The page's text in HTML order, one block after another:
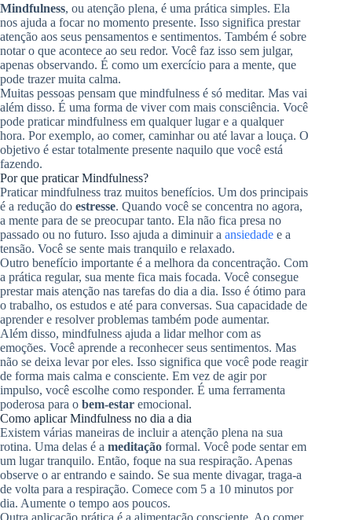
Mindfulness, ou atenção plena, é uma prática simples. Ela
nos ajuda a focar no momento presente. Isso significa prestar
atenção aos seus pensamentos e sentimentos. Também é sobre
notar o que acontece ao seu redor. Você faz isso sem julgar,
apenas observando. É como um exercício para a mente, que
pode trazer muita calma.
Muitas pessoas pensam que mindfulness é só meditar. Mas vai
além disso. É uma forma de viver com mais consciência. Você
pode praticar mindfulness em qualquer lugar e a qualquer
hora. Por exemplo, ao comer, caminhar ou até lavar a louça. O
objetivo é estar totalmente presente naquilo que você está
fazendo.
Por que praticar Mindfulness?
Praticar mindfulness traz muitos benefícios. Um dos principais
é a redução do estresse. Quando você se concentra no agora,
a mente para de se preocupar tanto. Ela não fica presa no
passado ou no futuro. Isso ajuda a diminuir a ansiedade e a
tensão. Você se sente mais tranquilo e relaxado.
Outro benefício importante é a melhora da concentração. Com
a prática regular, sua mente fica mais focada. Você consegue
prestar mais atenção nas tarefas do dia a dia. Isso é ótimo para
o trabalho, os estudos e até para conversas. Sua capacidade de
aprender e resolver problemas também pode aumentar.
Além disso, mindfulness ajuda a lidar melhor com as
emoções. Você aprende a reconhecer seus sentimentos. Mas
não se deixa levar por eles. Isso significa que você pode reagir
de forma mais calma e consciente. Em vez de agir por
impulso, você escolhe como responder. É uma ferramenta
poderosa para o bem-estar emocional.
Como aplicar Mindfulness no dia a dia
Existem várias maneiras de incluir a atenção plena na sua
rotina. Uma delas é a meditação formal. Você pode sentar em
um lugar tranquilo. Então, foque na sua respiração. Apenas
observe o ar entrando e saindo. Se sua mente divagar, traga-a
de volta para a respiração. Comece com 5 a 10 minutos por
dia. Aumente o tempo aos poucos.
Outra aplicação prática é a alimentação consciente. Ao comer,